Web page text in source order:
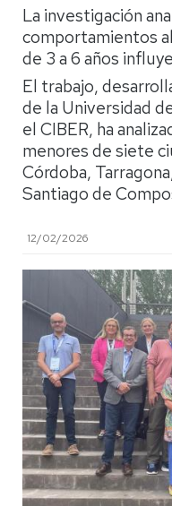
La investigación
comportamientos
de 3 a 6 años
El trabajo,
de la Universidad
el CIBER, ha
menores de siete
Córdoba,
Santiago de
12/02/2026